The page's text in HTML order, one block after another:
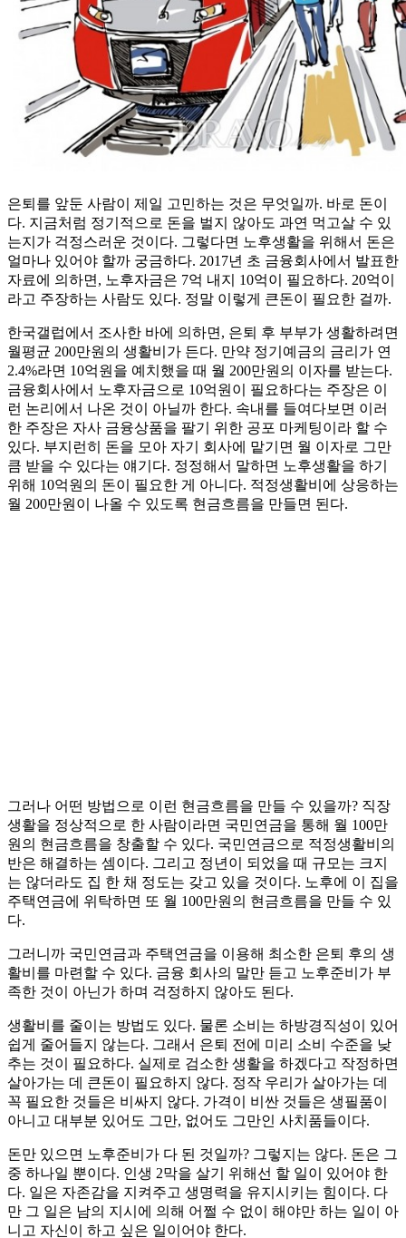
은퇴를 앞둔 사람이 제일 고민하는 것은 무엇일까. 바로 돈이
다. 지금처럼 정기적으로 돈을 벌지 않아도 과연 먹고살 수 있
는지가 걱정스러운 것이다. 그렇다면 노후생활을 위해서 돈은
얼마나 있어야 할까 궁금하다. 2017년 초 금융회사에서 발표한
자료에 의하면, 노후자금은 7억 내지 10억이 필요하다. 20억이
라고 주장하는 사람도 있다. 정말 이렇게 큰돈이 필요한 걸까.
한국갤럽에서 조사한 바에 의하면, 은퇴 후 부부가 생활하려면
월평균 200만원의 생활비가 든다. 만약 정기예금의 금리가 연
2.4%라면 10억원을 예치했을 때 월 200만원의 이자를 받는다.
금융회사에서 노후자금으로 10억원이 필요하다는 주장은 이
런 논리에서 나온 것이 아닐까 한다. 속내를 들여다보면 이러
한 주장은 자사 금융상품을 팔기 위한 공포 마케팅이라 할 수
있다. 부지런히 돈을 모아 자기 회사에 맡기면 월 이자로 그만
큼 받을 수 있다는 얘기다. 정정해서 말하면 노후생활을 하기
위해 10억원의 돈이 필요한 게 아니다. 적정생활비에 상응하는
월 200만원이 나올 수 있도록 현금흐름을 만들면 된다.
그러나 어떤 방법으로 이런 현금흐름을 만들 수 있을까? 직장
생활을 정상적으로 한 사람이라면 국민연금을 통해 월 100만
원의 현금흐름을 창출할 수 있다. 국민연금으로 적정생활비의
반은 해결하는 셈이다. 그리고 정년이 되었을 때 규모는 크지
는 않더라도 집 한 채 정도는 갖고 있을 것이다. 노후에 이 집을
주택연금에 위탁하면 또 월 100만원의 현금흐름을 만들 수 있
다.
그러니까 국민연금과 주택연금을 이용해 최소한 은퇴 후의 생
활비를 마련할 수 있다. 금융 회사의 말만 듣고 노후준비가 부
족한 것이 아닌가 하며 걱정하지 않아도 된다.
생활비를 줄이는 방법도 있다. 물론 소비는 하방경직성이 있어
쉽게 줄어들지 않는다. 그래서 은퇴 전에 미리 소비 수준을 낮
추는 것이 필요하다. 실제로 검소한 생활을 하겠다고 작정하면
살아가는 데 큰돈이 필요하지 않다. 정작 우리가 살아가는 데
꼭 필요한 것들은 비싸지 않다. 가격이 비싼 것들은 생필품이
아니고 대부분 있어도 그만, 없어도 그만인 사치품들이다.
돈만 있으면 노후준비가 다 된 것일까? 그렇지는 않다. 돈은 그
중 하나일 뿐이다. 인생 2막을 살기 위해선 할 일이 있어야 한
다. 일은 자존감을 지켜주고 생명력을 유지시키는 힘이다. 다
만 그 일은 남의 지시에 의해 어쩔 수 없이 해야만 하는 일이 아
니고 자신이 하고 싶은 일이어야 한다.